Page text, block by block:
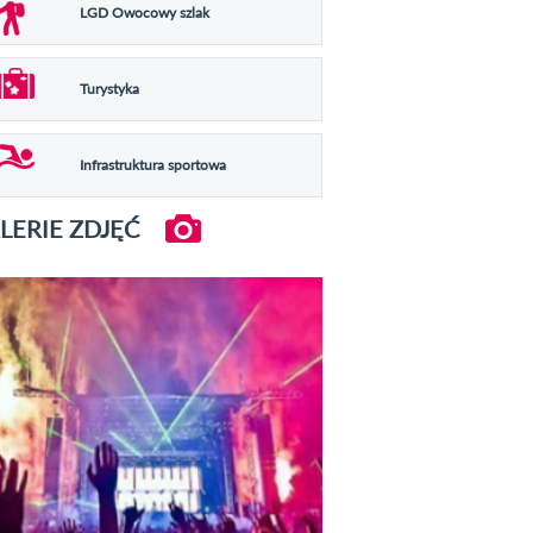
LGD Owocowy szlak
Turystyka
Infrastruktura sportowa
ZDJĘĆ